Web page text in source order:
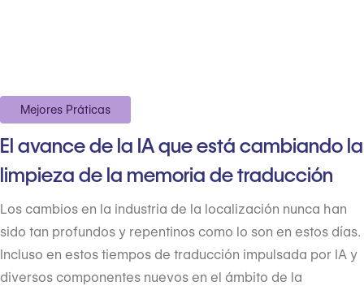
Mejores Práticas
El avance de la IA que está cambiando la
limpieza de la memoria de traducción
Los cambios en la industria de la localización nunca han
sido tan profundos y repentinos como lo son en estos días.
Incluso en estos tiempos de traducción impulsada por IA y
diversos componentes nuevos en el ámbito de la